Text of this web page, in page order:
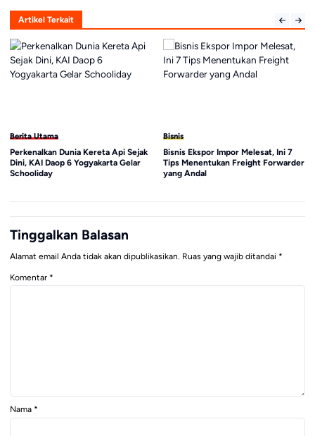
Artikel Terkait
Berita Utama
Perkenalkan Dunia Kereta Api Sejak
Dini, KAI Daop 6 Yogyakarta Gelar
Schooliday
Bisnis
Bisnis Ekspor Impor Melesat, Ini 7
Tips Menentukan Freight Forwarder
yang Andal
Tinggalkan Balasan
Alamat email Anda tidak akan dipublikasikan. Ruas yang wajib ditandai *
Komentar *
Nama *